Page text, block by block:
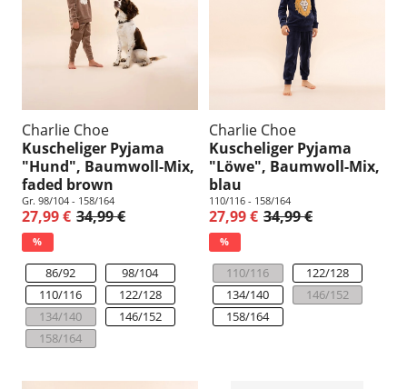
Charlie Choe
Kuscheliger Pyjama
"Hund", Baumwoll-Mix,
faded brown
Gr. 98/104 - 158/164
27,99 € 34,99 €
%
86/92
98/104
110/116
122/128
134/140
146/152
158/164
Charlie Choe
Kuscheliger Pyjama
"Löwe", Baumwoll-Mix,
blau
110/116 - 158/164
27,99 € 34,99 €
%
110/116
122/128
134/140
146/152
158/164